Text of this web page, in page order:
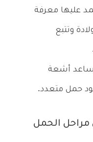
عليها معرفة
وتتبع
أشعة
حمل متعدد.
مراحل الحمل